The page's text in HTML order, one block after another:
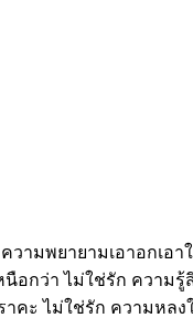
ามพยายามเอาอกเอา
อกว่า ไม่ใช่รัก ความ
คะ ไม่ใช่รัก ความหล